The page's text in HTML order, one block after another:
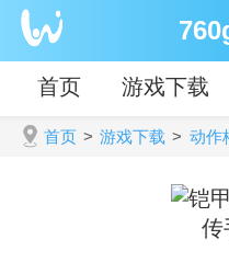
首页 游戏下载
首页 > 游戏下载 > 动作